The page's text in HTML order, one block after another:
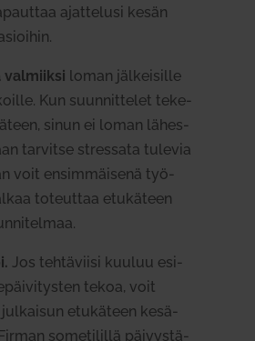
ajat­telusi kesän
val­miiksi loman jäl­kei­sille
Kun suun­nit­telet teke­
sinun ei loman lähes­
tar­vitse stressata tulevia
voit ensim­mäisenä työ­
toteuttaa etu­käteen
Jos teh­tä­viisi kuuluu esi­
tekoa, voit
jul­kaisun etu­käteen kesä­
some­ti­lillä päi­vys­tä­